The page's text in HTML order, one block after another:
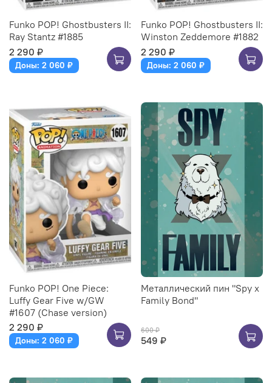
Funko POP! Ghostbusters II:
Ray Stantz #1885
2 290 ₽
Доны: 2 060 ₽
Funko POP! Ghostbusters II:
Winston Zeddemore #1882
2 290 ₽
Доны: 2 060 ₽
Funko POP! One Piece:
Luffy Gear Five w/GW
#1607 (Chase version)
2 290 ₽
Доны: 2 060 ₽
Металлический пин "Spy x
Family Bond"
600 ₽
549 ₽